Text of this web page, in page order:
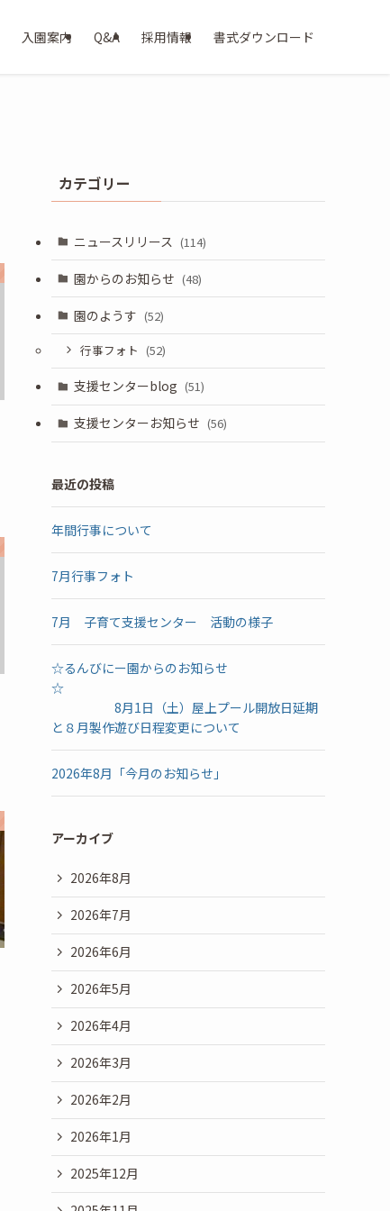
入園案内 Q&A 採用情報 書式ダウンロード
カテゴリー
ニュースリリース (114)
園からのお知らせ (48)
園のようす (52)
行事フォト (52)
支援センターblog (51)
支援センターお知らせ (56)
最近の投稿
年間行事について
7月行事フォト
7月 子育て支援センター 活動の様子
☆るんびにー園からのお知らせ
☆
8月1日（土）屋上プール開放日延期
と８月製作遊び日程変更について
2026年8月「今月のお知らせ」
アーカイブ
2026年8月
2026年7月
2026年6月
2026年5月
2026年4月
2026年3月
2026年2月
2026年1月
2025年12月